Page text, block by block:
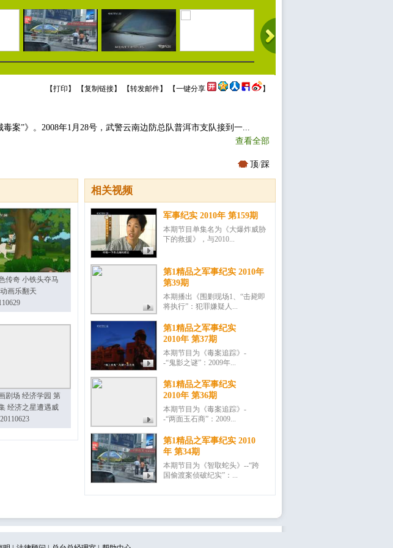
【打印 】 【复制链接】 【转发邮件】 【一键分享 】
案”》。2008年1月28号，武警云南边防总队普洱市支队接到一...
查看全部
顶/踩
相关视频
军事纪实 2010年 第159期
本期节目单集名为《大爆炸威胁
下的救援》，与2010...
第1精品之军事纪实 2010年
第39期
本期播出《围剿现场1、“击毙即
将执行”：犯罪嫌疑人...
第1精品之军事纪实
2010年 第37期
本期节目为《毒案追踪》-
-“鬼影之谜”：2009年...
第1精品之军事纪实
2010年 第36期
本期节目为《毒案追踪》-
-“两面玉石商”：2009...
第1精品之军事纪实 2010
年 第34期
本期节目为《智取蛇头》--“跨
国偷渡案侦破纪实”：...
传奇 小铁头夺马
画乐翻天
剧场 经济学园 第
经济之星遭遇威